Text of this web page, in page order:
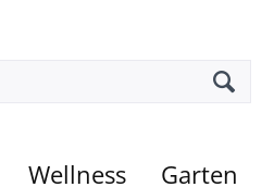
Wellness Garten